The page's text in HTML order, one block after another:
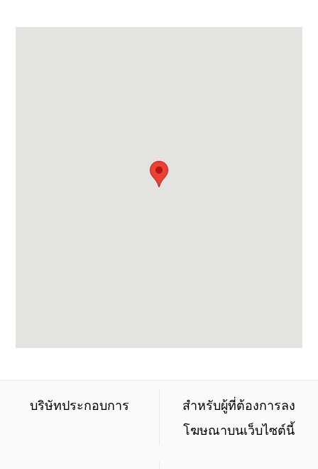
บริษัทประกอบการ
สำหรับผู้ที่ต้องการลง
โฆษณาบนเว็บไซต์นี้